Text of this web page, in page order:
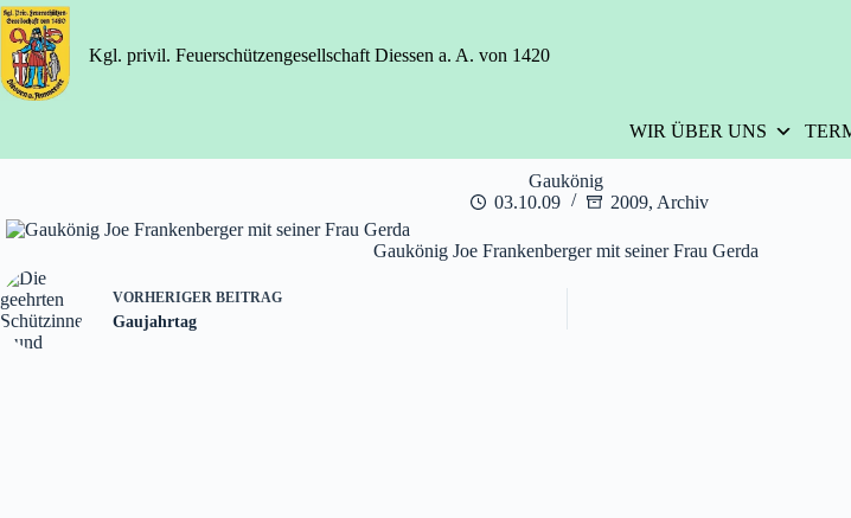
Zum
Inhalt
springen
Kgl. privil. Feuerschützengesellschaft Diessen a. A. von 1420
WIR ÜBER UNS
Gaukönig
03.10.09
2009, Archiv
Gaukönig Joe Frankenberger mit seiner Frau Gerda
VORHERIGER BEITRAG
Gaujahrtag